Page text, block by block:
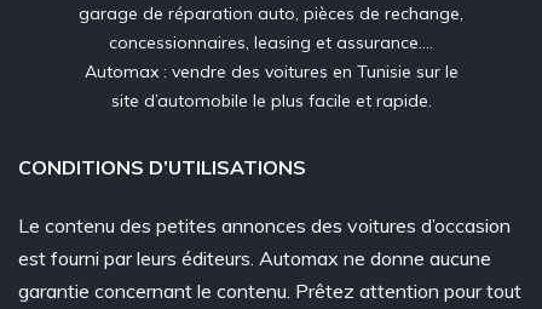
garage de réparation auto, pièces de rechange,
concessionnaires, leasing et assurance….
Automax : vendre des voitures en Tunisie sur le
site d’automobile le plus facile et rapide.
CONDITIONS D’UTILISATIONS
Le contenu des petites annonces des voitures d’occasion
est fourni par leurs éditeurs. Automax ne donne aucune
garantie concernant le contenu. Prêtez attention pour tout